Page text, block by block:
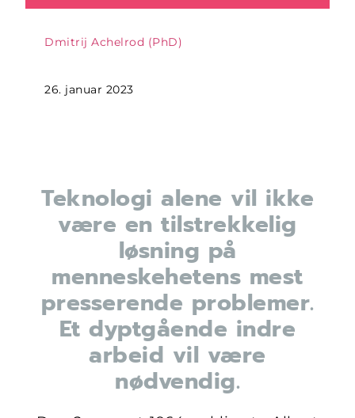
Dmitrij Achelrod (PhD)
26. januar 2023
Teknologi alene vil ikke
være en tilstrekkelig
løsning på
menneskehetens mest
presserende problemer.
Et dyptgående indre
arbeid vil være
nødvendig.